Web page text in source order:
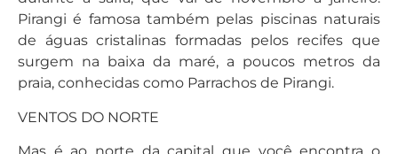
Pirangi é famosa também pelas piscinas naturais
de águas cristalinas formadas pelos recifes que
surgem na baixa da maré, a poucos metros da
praia, conhecidas como Parrachos de Pirangi.
VENTOS DO NORTE